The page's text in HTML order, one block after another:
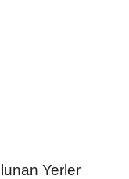
Yerler